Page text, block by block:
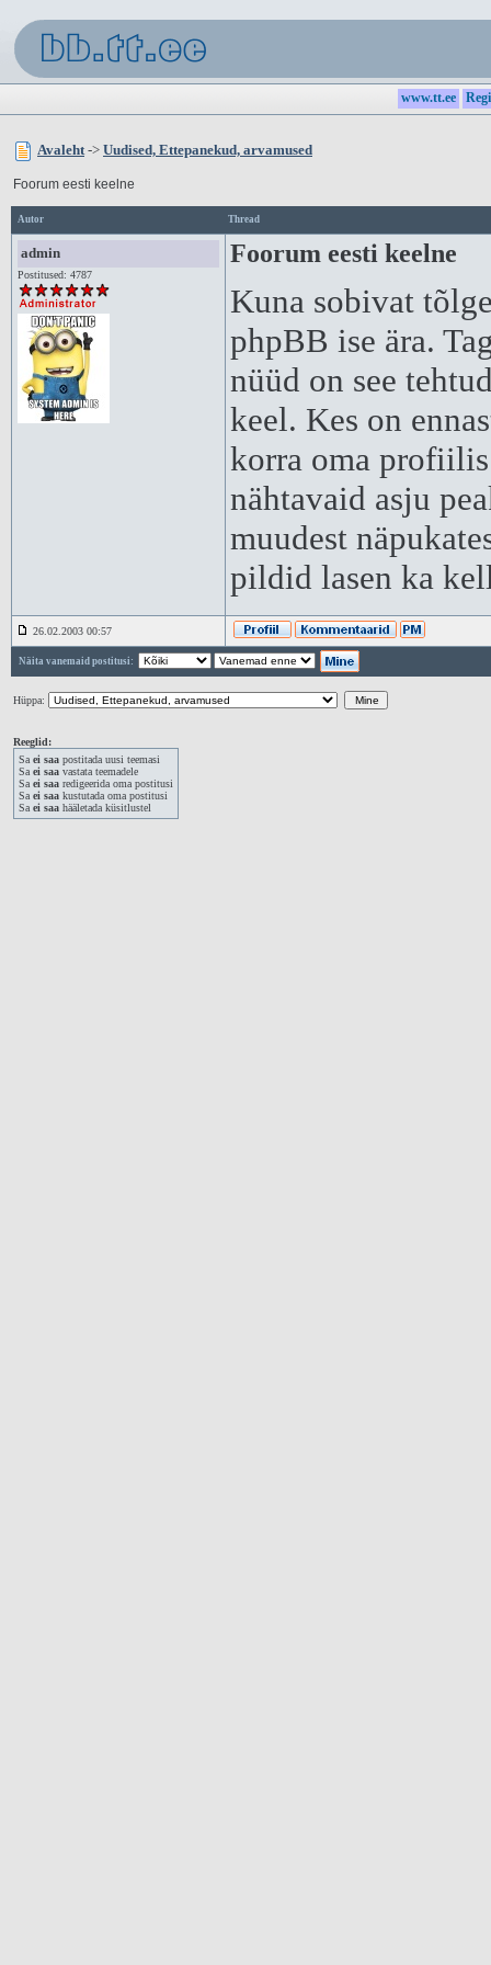
www.tt.ee
Avaleht-> Uudised, Ettepanekud, arvamused
Foorum eesti keelne
Autor Thread
admin
Postitused: 4787
Foorum eesti keelne
Kuna sobivat
phpBB ise ära.
nüüd on see
keel. Kes on
korra oma profiilis
nähtavaid asju
muudest
pildid lasen ka
26.02.2003 00:57
Näita vanemaid postitusi:
Hüppa:
Reeglid:
Sa ei saa postitada uusi teemasi
Sa ei saa vastata teemadele
Sa ei saa redigeerida oma postitusi
Sa ei saa kustutada oma postitusi
Sa ei saa hääletada küsitlustel